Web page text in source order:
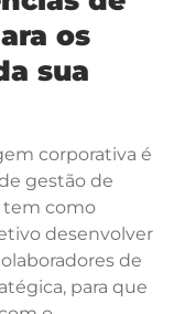
os
sua
corporativa é
gestão de
tem como
desenvolver
de
para que